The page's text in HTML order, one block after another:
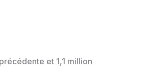
et 1,1 million